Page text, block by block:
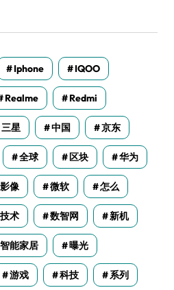
Iphone IQOO
Realme Redmi
三星 中国 京东
全球 区块 华为
影像 微软 怎么
技术 数智网 新机
智能家居 曝光
游戏 科技 系列